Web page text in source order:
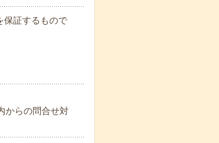
証するもので
からの問合せ対